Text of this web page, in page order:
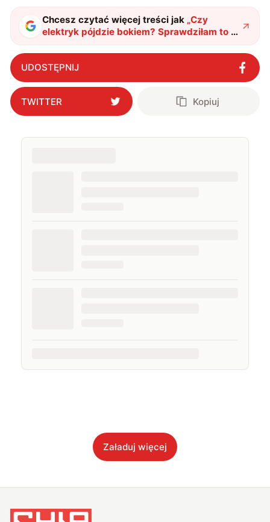
Chcesz czytać więcej treści jak „Czy
elektryk pójdzie bokiem? Sprawdziłam to w
Hyundaiu"?
UDOSTĘPNIJ
TWITTER Kopiuj
Załaduj więcej